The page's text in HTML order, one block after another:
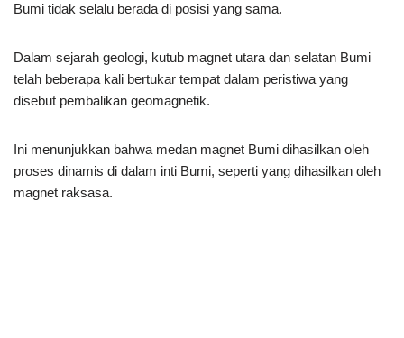
Bumi tidak selalu berada di posisi yang sama.
Dalam sejarah geologi, kutub magnet utara dan selatan Bumi
telah beberapa kali bertukar tempat dalam peristiwa yang
disebut pembalikan geomagnetik.
Ini menunjukkan bahwa medan magnet Bumi dihasilkan oleh
proses dinamis di dalam inti Bumi, seperti yang dihasilkan oleh
magnet raksasa.